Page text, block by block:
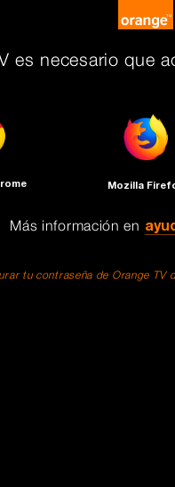
es necesario que
Mozilla
Más información en
tu contraseña de Orange